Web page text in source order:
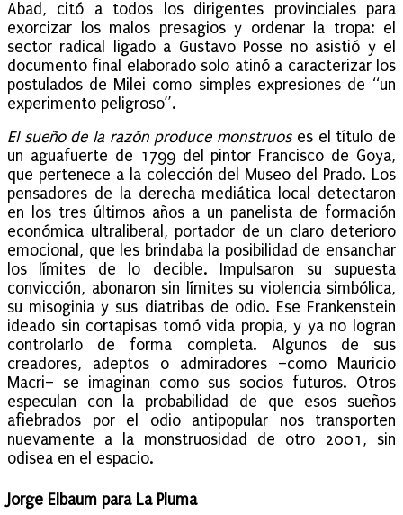
Abad, citó a todos los dirigentes provinciales para
exorcizar los malos presagios y ordenar la tropa: el
sector radical ligado a Gustavo Posse no asistió y el
documento final elaborado solo atinó a caracterizar los
postulados de Milei como simples expresiones de “un
experimento peligroso”.
El sueño de la razón produce monstruoses el título de
un aguafuerte de 1799 del pintor Francisco de Goya,
que pertenece a la colección del Museo del Prado. Los
pensadores de la derecha mediática local detectaron
en los tres últimos años a un panelista de formación
económica ultraliberal, portador de un claro deterioro
emocional, que les brindaba la posibilidad de ensanchar
los límites de lo decible. Impulsaron su supuesta
convicción, abonaron sin límites su violencia simbólica,
su misoginia y sus diatribas de odio. Ese Frankenstein
ideado sin cortapisas tomó vida propia, y ya no logran
controlarlo de forma completa. Algunos de sus
creadores, adeptos o admiradores –como Mauricio
Macri– se imaginan como sus socios futuros. Otros
especulan con la probabilidad de que esos sueños
afiebrados por el odio antipopular nos transporten
nuevamente a la monstruosidad de otro 2001, sin
odisea en el espacio.
Jorge Elbaum para La Pluma